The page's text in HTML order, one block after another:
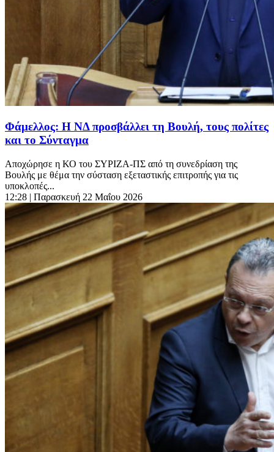
Φάμελλος: Η ΝΔ προσβάλλει τη Βουλή, τους πολίτες
και το Σύνταγμα
Αποχώρησε η ΚΟ του ΣΥΡΙΖΑ-ΠΣ από τη συνεδρίαση της
Βουλής με θέμα την σύσταση εξεταστικής επιτροπής για τις
υποκλοπές...
12:28 | Παρασκευή 22 Μαΐου 2026